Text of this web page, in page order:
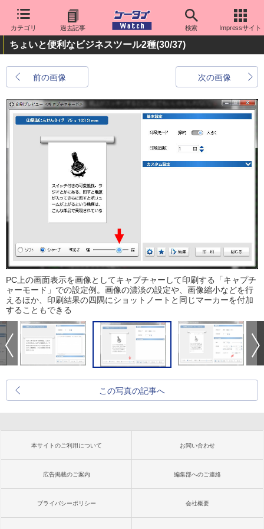
カテゴリ 過去記事 検索 Impressサイト
ちょいと便利なビジネスツール2種(30/37)
前の画像 次の画像
PC上の画面表示を画像としてキャプチャーして印刷する「キャプチ
ャーモード」での設定例。画像の濃淡の設定や、画像縮小などを行
えるほか、印刷結果の四隅にショットノートと同じマーカーを付加
することもできる
この写真の記事へ
本サイトのご利用について お問い合わせ
広告掲載のご案内 編集部へのご連絡
プライバシーポリシー 会社概要